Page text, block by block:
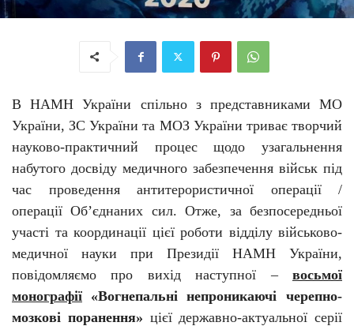
В НАМН України спільно з представниками МО
України, ЗС України та МОЗ України триває творчий
науково-практичний процес щодо узагальнення
набутого досвіду медичного забезпечення військ під
час проведення антитерористичної операції /
операціїОб’єднаних сил. Отже, за безпосередньої
участі та координації цієї роботи відділу військово-
медичної науки при Президії НАМН України,
повідомляємо про вихід наступної – восьмої
монографії «Вогнепальні непроникаючі черепно-
мозкові поранення» цієї державно-актуальної серії